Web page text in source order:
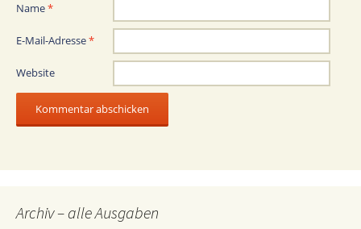
Name*
E-Mail-Adresse*
Website
Archiv – alle Ausgaben